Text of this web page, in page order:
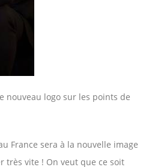
nouveau logo sur les points de
France sera à la nouvelle image
très vite ! On veut que ce soit